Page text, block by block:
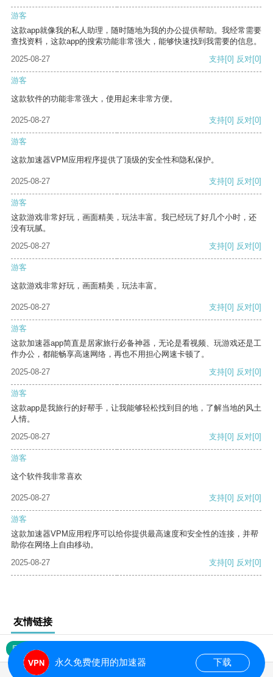
游客
这款app就像我的私人助理，随时随地为我的办公提供帮助。我经常需要
查找资料，这款app的搜索功能非常强大，能够快速找到我需要的信息。
2025-08-27
支持[0] 反对[0]
游客
这款软件的功能非常强大，使用起来非常方便。
2025-08-27 支持[0] 反对[0]
游客
这款加速器VPM应用程序提供了顶级的安全性和隐私保护。
2025-08-27 支持[0] 反对[0]
游客
这款游戏非常好玩，画面精美，玩法丰富。我已经玩了好几个小时，还
没有玩腻。
2025-08-27
支持[0] 反对[0]
游客
这款游戏非常好玩，画面精美，玩法丰富。
2025-08-27 支持[0] 反对[0]
游客
这款加速器app简直是居家旅行必备神器，无论是看视频、玩游戏还是工
作办公，都能畅享高速网络，再也不用担心网速卡顿了。
2025-08-27
支持[0] 反对[0]
游客
这款app是我旅行的好帮手，让我能够轻松找到目的地，了解当地的风土
人情。
2025-08-27
支持[0] 反对[0]
游客
这个软件我非常喜欢
2025-08-27 支持[0] 反对[0]
游客
这款加速器VPM应用程序可以给你提供最高速度和安全性的连接，并帮
助你在网络上自由移动。
2025-08-27
支持[0] 反对[0]
友情链接
网站地图
永久免费使用的加速器 下载